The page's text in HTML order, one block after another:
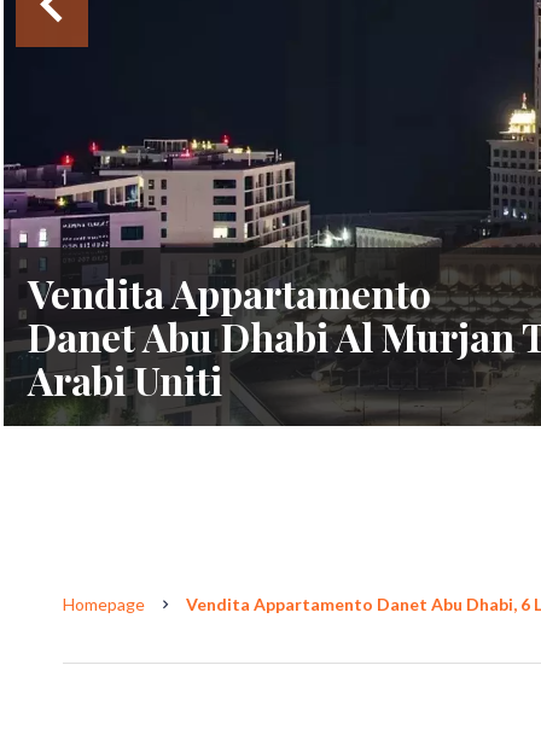
Vendita Appartamento
Danet Abu Dhabi Al Murjan
Arabi Uniti
Homepage Vendita Appartamento Danet Abu Dhabi, 6